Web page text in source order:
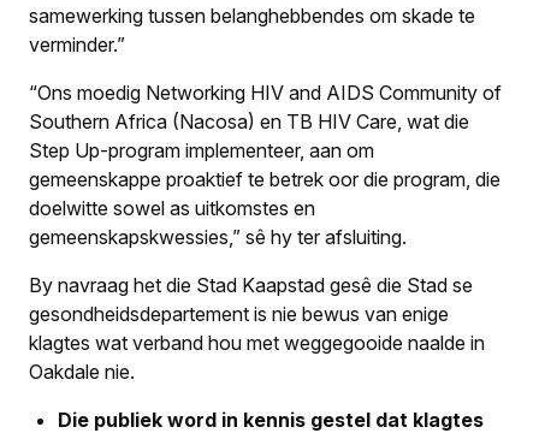
samewerking tussen belanghebbendes om skade te
verminder.”
“Ons moedig Networking HIV and AIDS Community of
Southern Africa (Nacosa) en TB HIV Care, wat die
Step Up-program implementeer, aan om
gemeenskappe proaktief te betrek oor die program, die
doelwitte sowel as uitkomstes en
gemeenskapskwessies,” sê hy ter afsluiting.
By navraag het die Stad Kaapstad gesê die Stad se
gesondheidsdepartement is nie bewus van enige
klagtes wat verband hou met weggegooide naalde in
Oakdale nie.
Die publiek word in kennis gestel dat klagtes